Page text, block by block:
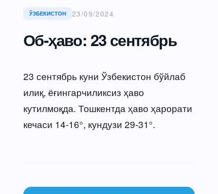
ЎЗБЕКИСТОН 23/09/2024
Об-ҳаво: 23 сентябрь
23 сентябрь куни Ўзбекистон бўйлаб
илиқ, ёғингарчиликсиз ҳаво
кутилмоқда. Тошкентда ҳаво ҳарорати
кечаси 14-16°, кундузи 29-31°.